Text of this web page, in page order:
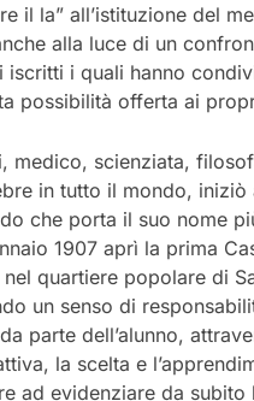
il la” all’istituzione del
alla luce di un
iscritti i quali hanno
possibilità offerta ai
medico, scienziata,
in tutto il mondo, iniziò
che porta il suo nome
1907 aprì la prima
nel quartiere popolare di
un senso di
parte dell’alunno,
la scelta e
ad evidenziare da subito